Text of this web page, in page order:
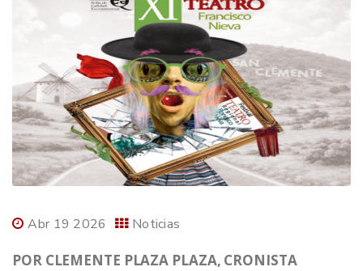
Abr 19 2026 Noticias
POR CLEMENTE PLAZA PLAZA, CRONISTA